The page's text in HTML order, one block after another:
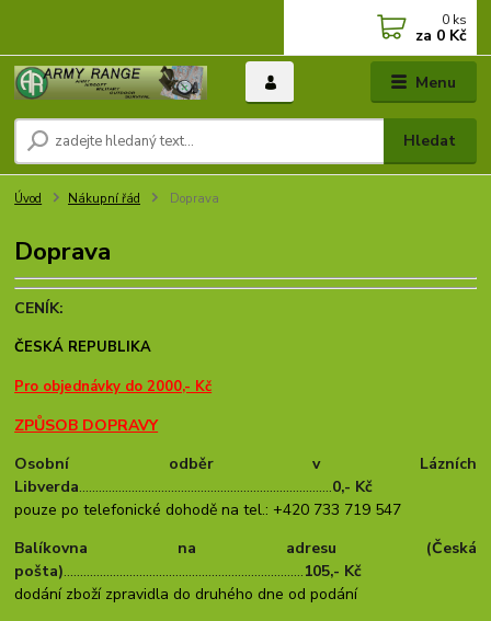
Menu
Hledat
0 ks
za 0 Kč
Úvod Nákupní řád Doprava
Doprava
CENÍK:
ČESKÁ REPUBLIKA
Pro objednávky do 2000,- Kč
ZPŮSOB DOPRAVY
Osobní odběr v Lázních
Libverda.............................................................................0,- Kč
pouze po telefonické dohodě na tel.: +420 733 719 547
Balíkovna na adresu (Česká
pošta).........................................................................105,- Kč
dodání zboží zpravidla do druhého dne od podání